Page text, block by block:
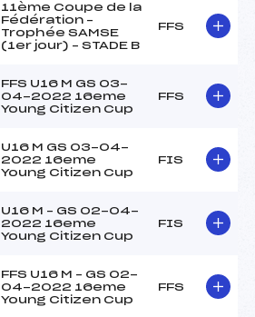
11ème Coupe de la
Fédération –
Trophée SAMSE
(1er jour) – STADE B
FFS
FFS U16 M GS 03-
04-2022 16eme
Young Citizen Cup
FFS
U16 M GS 03-04-
2022 16eme
Young Citizen Cup
FIS
U16 M – GS 02-04-
2022 16eme
Young Citizen Cup
FIS
FFS U16 M – GS 02-
04-2022 16eme
Young Citizen Cup
FFS